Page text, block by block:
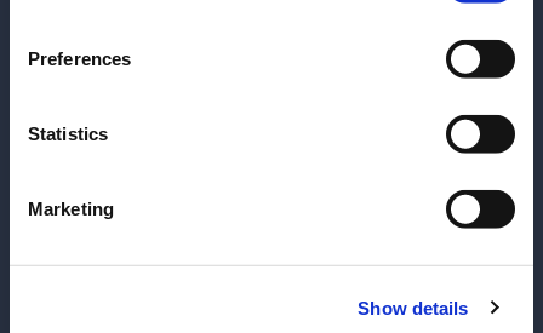
Preferences
Statistics
Marketing
Show details
Próximo